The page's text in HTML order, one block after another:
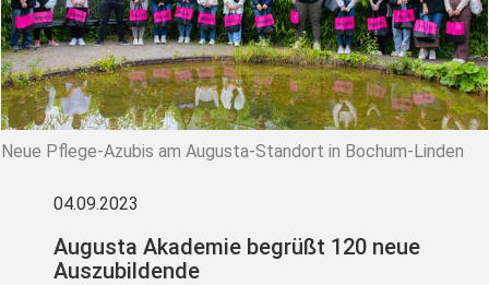
Neue Pflege-Azubis am Augusta-Standort in Bochum-Linden
04.09.2023
Augusta Akademie begrüßt 120 neue
Auszubildende